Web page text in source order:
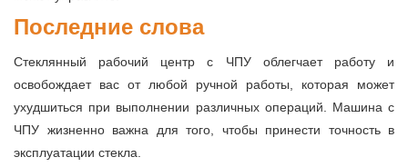
Последние слова
Стеклянный рабочий центр с ЧПУ облегчает работу и
освобождает вас от любой ручной работы, которая может
ухудшиться при выполнении различных операций. Машина с
ЧПУ жизненно важна для того, чтобы принести точность в
эксплуатации стекла.